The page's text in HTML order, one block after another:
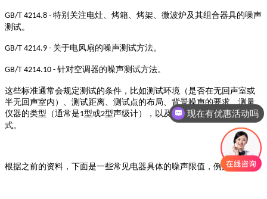
GB/T 4214.8 - 特别关注电灶、烤箱、烤架、微波炉及其组合器具的噪声
测试。
GB/T 4214.9 - 关于电风扇的噪声测试方法。
GB/T 4214.10 - 针对空调器的噪声测试方法。
这些标准通常会规定测试的条件，比如测试环境（是否在无回声室或
半无回声室内）、测试距离、测试点的布局、背景噪声的要求、测量
仪器的类型（通常是1型或2型声级计），以及数据的计算和表达方
式。
根据之前的资料， 下面是一些常见电器具体的噪声限值，例如：
你们是怎么收费的呢
现在有优惠活动吗